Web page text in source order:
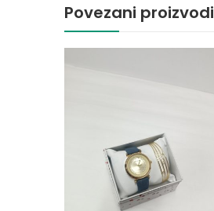
Povezani proizvodi